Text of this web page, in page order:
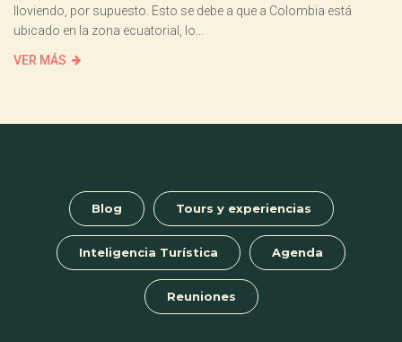
lloviendo, por supuesto. Esto se debe a que a Colombia está
ubicado en la zona ecuatorial, lo...
VER MÁS
Blog Tours y experiencias
Inteligencia Turística Agenda
Reuniones